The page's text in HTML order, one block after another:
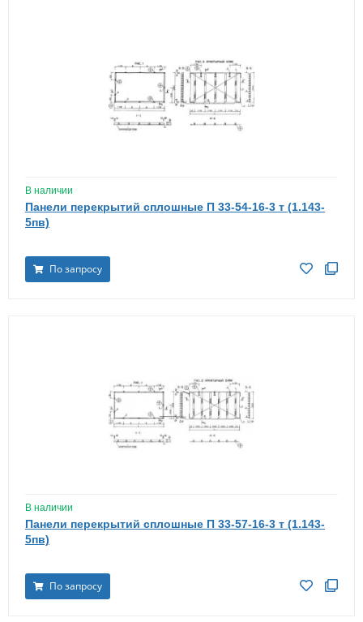
В наличии
Панели перекрытий сплошные П 33-54-16-3 т (1.143-
5пв)
По запросу
В наличии
Панели перекрытий сплошные П 33-57-16-3 т (1.143-
5пв)
По запросу